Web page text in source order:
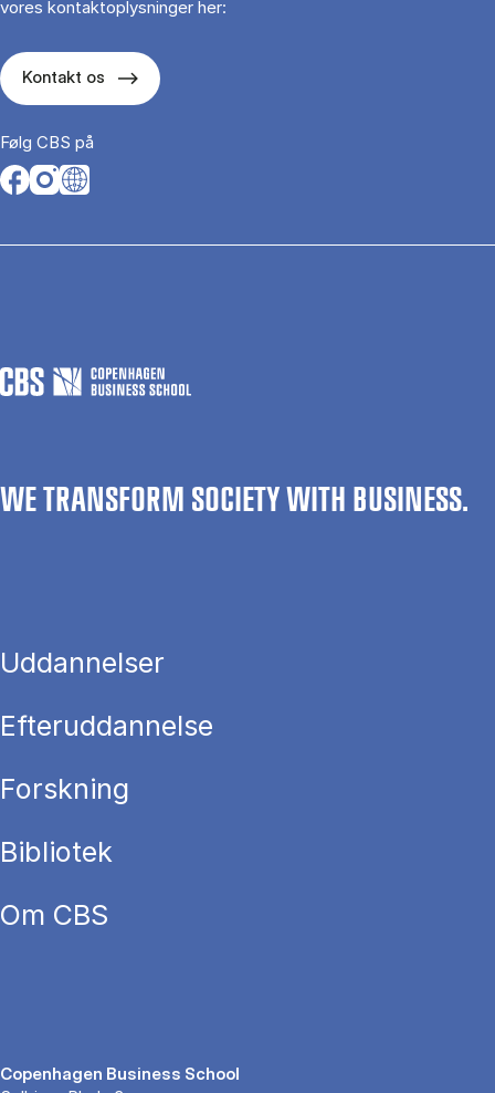
vores kontaktoplysninger her:
Kontakt os
Følg CBS på
Opens in a new tab
Opens in a new tab
Opens in a new tab
WE TRANSFORM SOCIETY WITH BUSINESS.
Uddannelser
Efteruddannelse
Forskning
Bibliotek
Om CBS
Copenhagen Business School